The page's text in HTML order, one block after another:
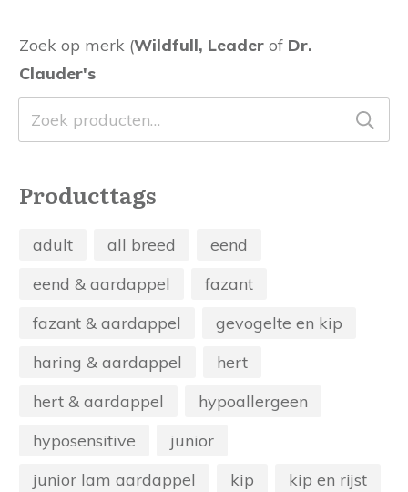
Zoek op merk (Wildfull, Leader of Dr.
Clauder's
Zoeken
naar:
Producttags
adult all breed
eend
eend & aardappel
fazant
fazant & aardappel
gevogelte en kip
haring & aardappel
hert
hert & aardappel
hypoallergeen
hyposensitive
junior
junior lam aardappel
kip
kip en rijst